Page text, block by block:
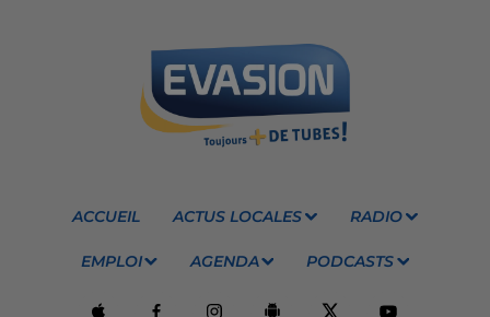
ACCUEIL ACTUS LOCALES RADIO
EMPLOI AGENDA PODCASTS